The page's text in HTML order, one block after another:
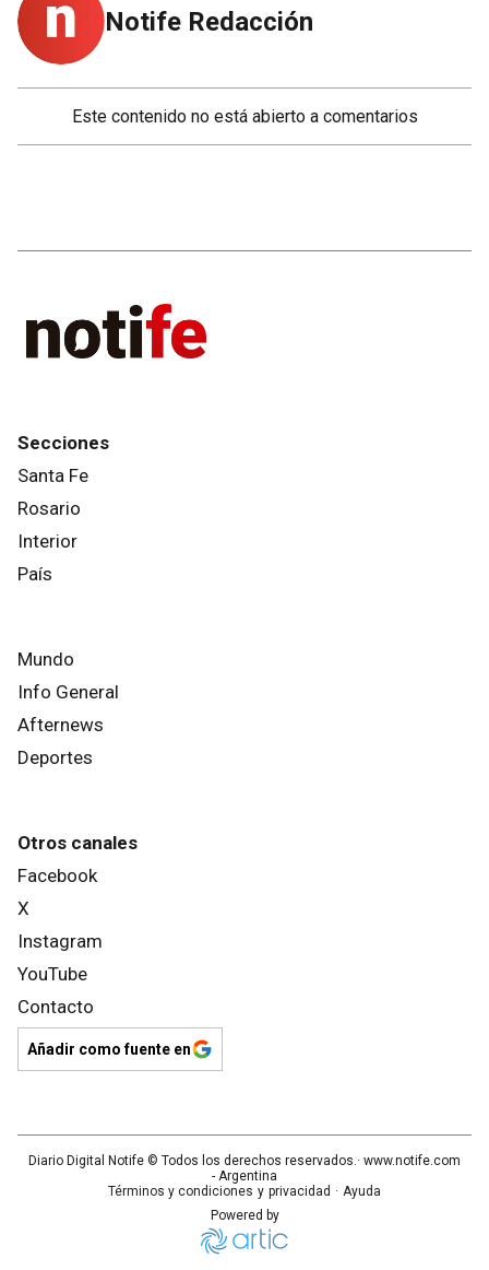
Notife Redacción
Este contenido no está abierto a comentarios
Secciones
Santa Fe
Rosario
Interior
País
Mundo
Info General
Afternews
Deportes
Otros canales
Facebook
X
Instagram
YouTube
Contacto
Añadir como fuente en
Diario Digital Notife © Todos los derechos reservados.· www.notife.com
- Argentina
Términos y condiciones y privacidad · Ayuda
Powered by